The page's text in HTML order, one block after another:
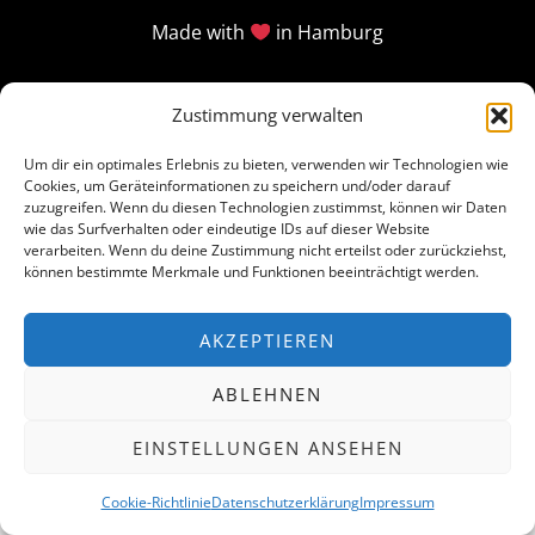
Zustimmung verwalten
Um dir ein optimales Erlebnis zu bieten, verwenden wir Technologien wie
Cookies, um Geräteinformationen zu speichern und/oder darauf
zuzugreifen. Wenn du diesen Technologien zustimmst, können wir Daten
wie das Surfverhalten oder eindeutige IDs auf dieser Website
verarbeiten. Wenn du deine Zustimmung nicht erteilst oder zurückziehst,
können bestimmte Merkmale und Funktionen beeinträchtigt werden.
AKZEPTIEREN
ABLEHNEN
EINSTELLUNGEN ANSEHEN
Cookie-RichtlinieDatenschutzerklärungImpressum
Made with in Hamburg